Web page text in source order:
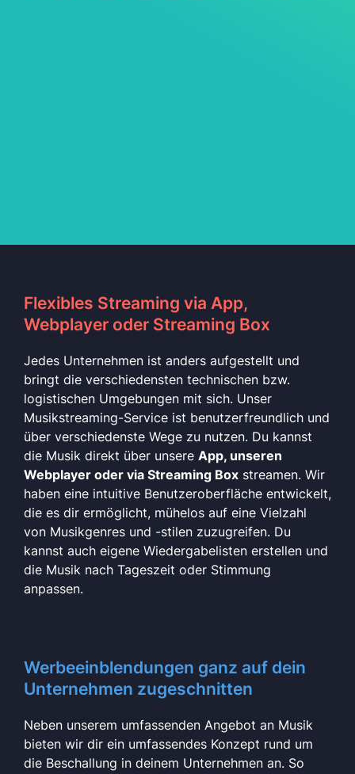
Flexibles Streaming via App,
Webplayer oder Streaming Box
Jedes Unternehmen ist anders aufgestellt und
bringt die verschiedensten technischen bzw.
logistischen Umgebungen mit sich. Unser
Musikstreaming-Service ist benutzerfreundlich und
über verschiedenste Wege zu nutzen. Du kannst
die Musik direkt über unsere App, unseren
Webplayer oder via Streaming Box streamen. Wir
haben eine intuitive Benutzeroberfläche entwickelt,
die es dir ermöglicht, mühelos auf eine Vielzahl
von Musikgenres und -stilen zuzugreifen. Du
kannst auch eigene Wiedergabelisten erstellen und
die Musik nach Tageszeit oder Stimmung
anpassen.
Werbeeinblendungen ganz auf dein
Unternehmen zugeschnitten
Neben unserem umfassenden Angebot an Musik
bieten wir dir ein umfassendes Konzept rund um
die Beschallung in deinem Unternehmen an. So